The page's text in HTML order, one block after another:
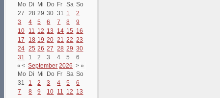
Mo Di Mi Do Fr Sa So
27
28 29 30 31 1
2
3
4 5 6 7 8
9
10
11 12 13 14 15 16
17
18 19 20 21 22 23
24 25 26 27 28 29 30
31
1 2 3 4 5
6
« < September 2026 > »
Mo Di Mi Do Fr Sa So
31
1 2 3 4 5
6
7
8 9 10 11 12 13